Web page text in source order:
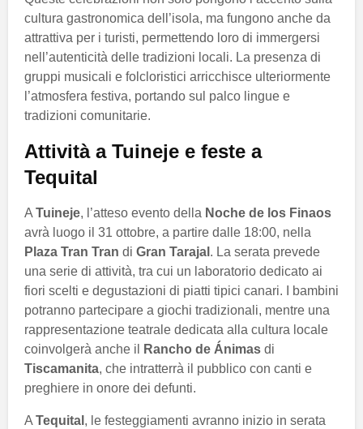
cultura gastronomica dell’isola, ma fungono anche da
attrattiva per i turisti, permettendo loro di immergersi
nell’autenticità delle tradizioni locali. La presenza di
gruppi musicali e folcloristici arricchisce ulteriormente
l’atmosfera festiva, portando sul palco lingue e
tradizioni comunitarie.
Attività a Tuineje e feste a
Tequital
A Tuineje, l’atteso evento della Noche de los Finaos
avrà luogo il 31 ottobre, a partire dalle 18:00, nella
Plaza Tran Tran di Gran Tarajal . La serata prevede
una serie di attività, tra cui un laboratorio dedicato ai
fiori scelti e degustazioni di piatti tipici canari. I bambini
potranno partecipare a giochi tradizionali, mentre una
rappresentazione teatrale dedicata alla cultura locale
coinvolgerà anche il
Rancho de Ánimas di
Tiscamanita, che intratterrà il pubblico con canti e
preghiere in onore dei defunti.
A Tequital , le festeggiamenti avranno inizio in serata